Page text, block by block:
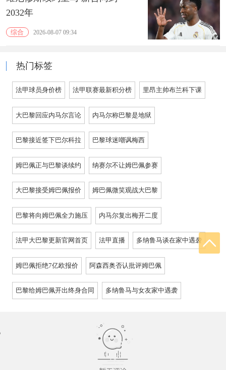
2032年
综合 2026-08-07 09:34
热门标签
法甲球员身价榜 法甲联赛最新积分榜 里昂主帅布兰科下课
大巴黎回应内马尔言论 内马尔称巴黎是地狱
巴黎接近签下巴尔科拉 巴黎球迷嘲讽梅西
姆巴佩正与巴黎谈续约 纳赛尔不让姆巴佩参赛
大巴黎接受姆巴佩报价 姆巴佩微笑观战大巴黎
巴黎将向姆巴佩全力施压 内马尔复出梅开二度
法甲大巴黎更新官网首页 法甲直播 多纳鲁马谈在家中遇袭
姆巴佩拒绝7亿欧报价 阿森西奥否认批评姆巴佩
巴黎给姆巴佩开出终身合同 多纳鲁马与女友家中遇袭